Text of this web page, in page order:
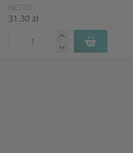
NETTO
31.30 zł